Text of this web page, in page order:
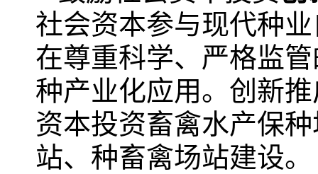
社会资本参与现代种
在尊重科学、严格监
种产业化应用。创新
资本投资畜禽水产保
站、种畜禽场站建设。